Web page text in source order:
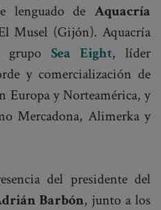
lenguado de Aquacría
Musel (Gijón). Aquacría
grupo Sea Eight, líder
y comercialización de
Europa y Norteamérica, y
Mercadona, Alimerka y
del presidente del
Barbón, junto a los